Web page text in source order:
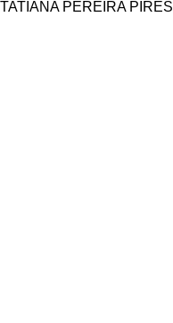
TATIANA PEREIRA PIRES